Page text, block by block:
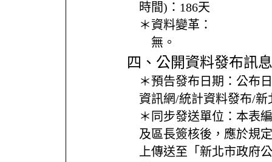
時間)： 186天
＊資料變革：
無。
四、公開資料發布訊息
＊預告發布日期： 公布
資訊網/統計資料發布/
＊同步發送單位： 本表
及區長簽核後，應於規
上傳送至「新北市政府